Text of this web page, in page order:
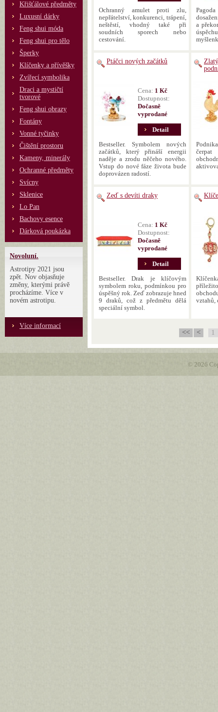
Křišťálové předměty
Luxusní dárky
Feng shui móda
Feng shui pro tělo
Šperky
Klíčenky a přívěšky
Zvířecí symbolika
Draci a mystičtí
tvorové
Feng shui obrazy
Fontány
Vonné tyčinky
Čištění prostoru
Kameny, minerály
Ochranné předměty
Svícny
Sklenice
Lo Pan
Bachovy esence
Dárková poukázka
Novoluní.
Astrotipy 2021 jsou
zpět. Nov objasňuje
změny, kterými právě
procházíme. Více v
novém astrotipu.
Více informací
Ochranný amulet proti zlu,
nepřátelství, konkurenci, trápení,
neštěstí, vhodný také při
soudních sporech nebo
cestování.
a
Ptáčci nových začátků
Cena: 1 Kč
Dostupnost:
Dočasně
vyprodané
Detail
Bestseller. Symbolem nových
začátků, který přináší energii
naděje a zrodu něčeho nového.
Vstup do nové fáze života bude
doprovázen radostí.
Zeď s devíti draky
Cena: 1 Kč
Dostupnost:
Dočasně
vyprodané
Detail
Bestseller. Drak je klíčovým
symbolem roku, podmínkou pro
úspěšný rok. Zeď zobrazuje hned
9 draků, což z předmětu dělá
speciální symbol.
vztahů,
<< < 1
© 2026